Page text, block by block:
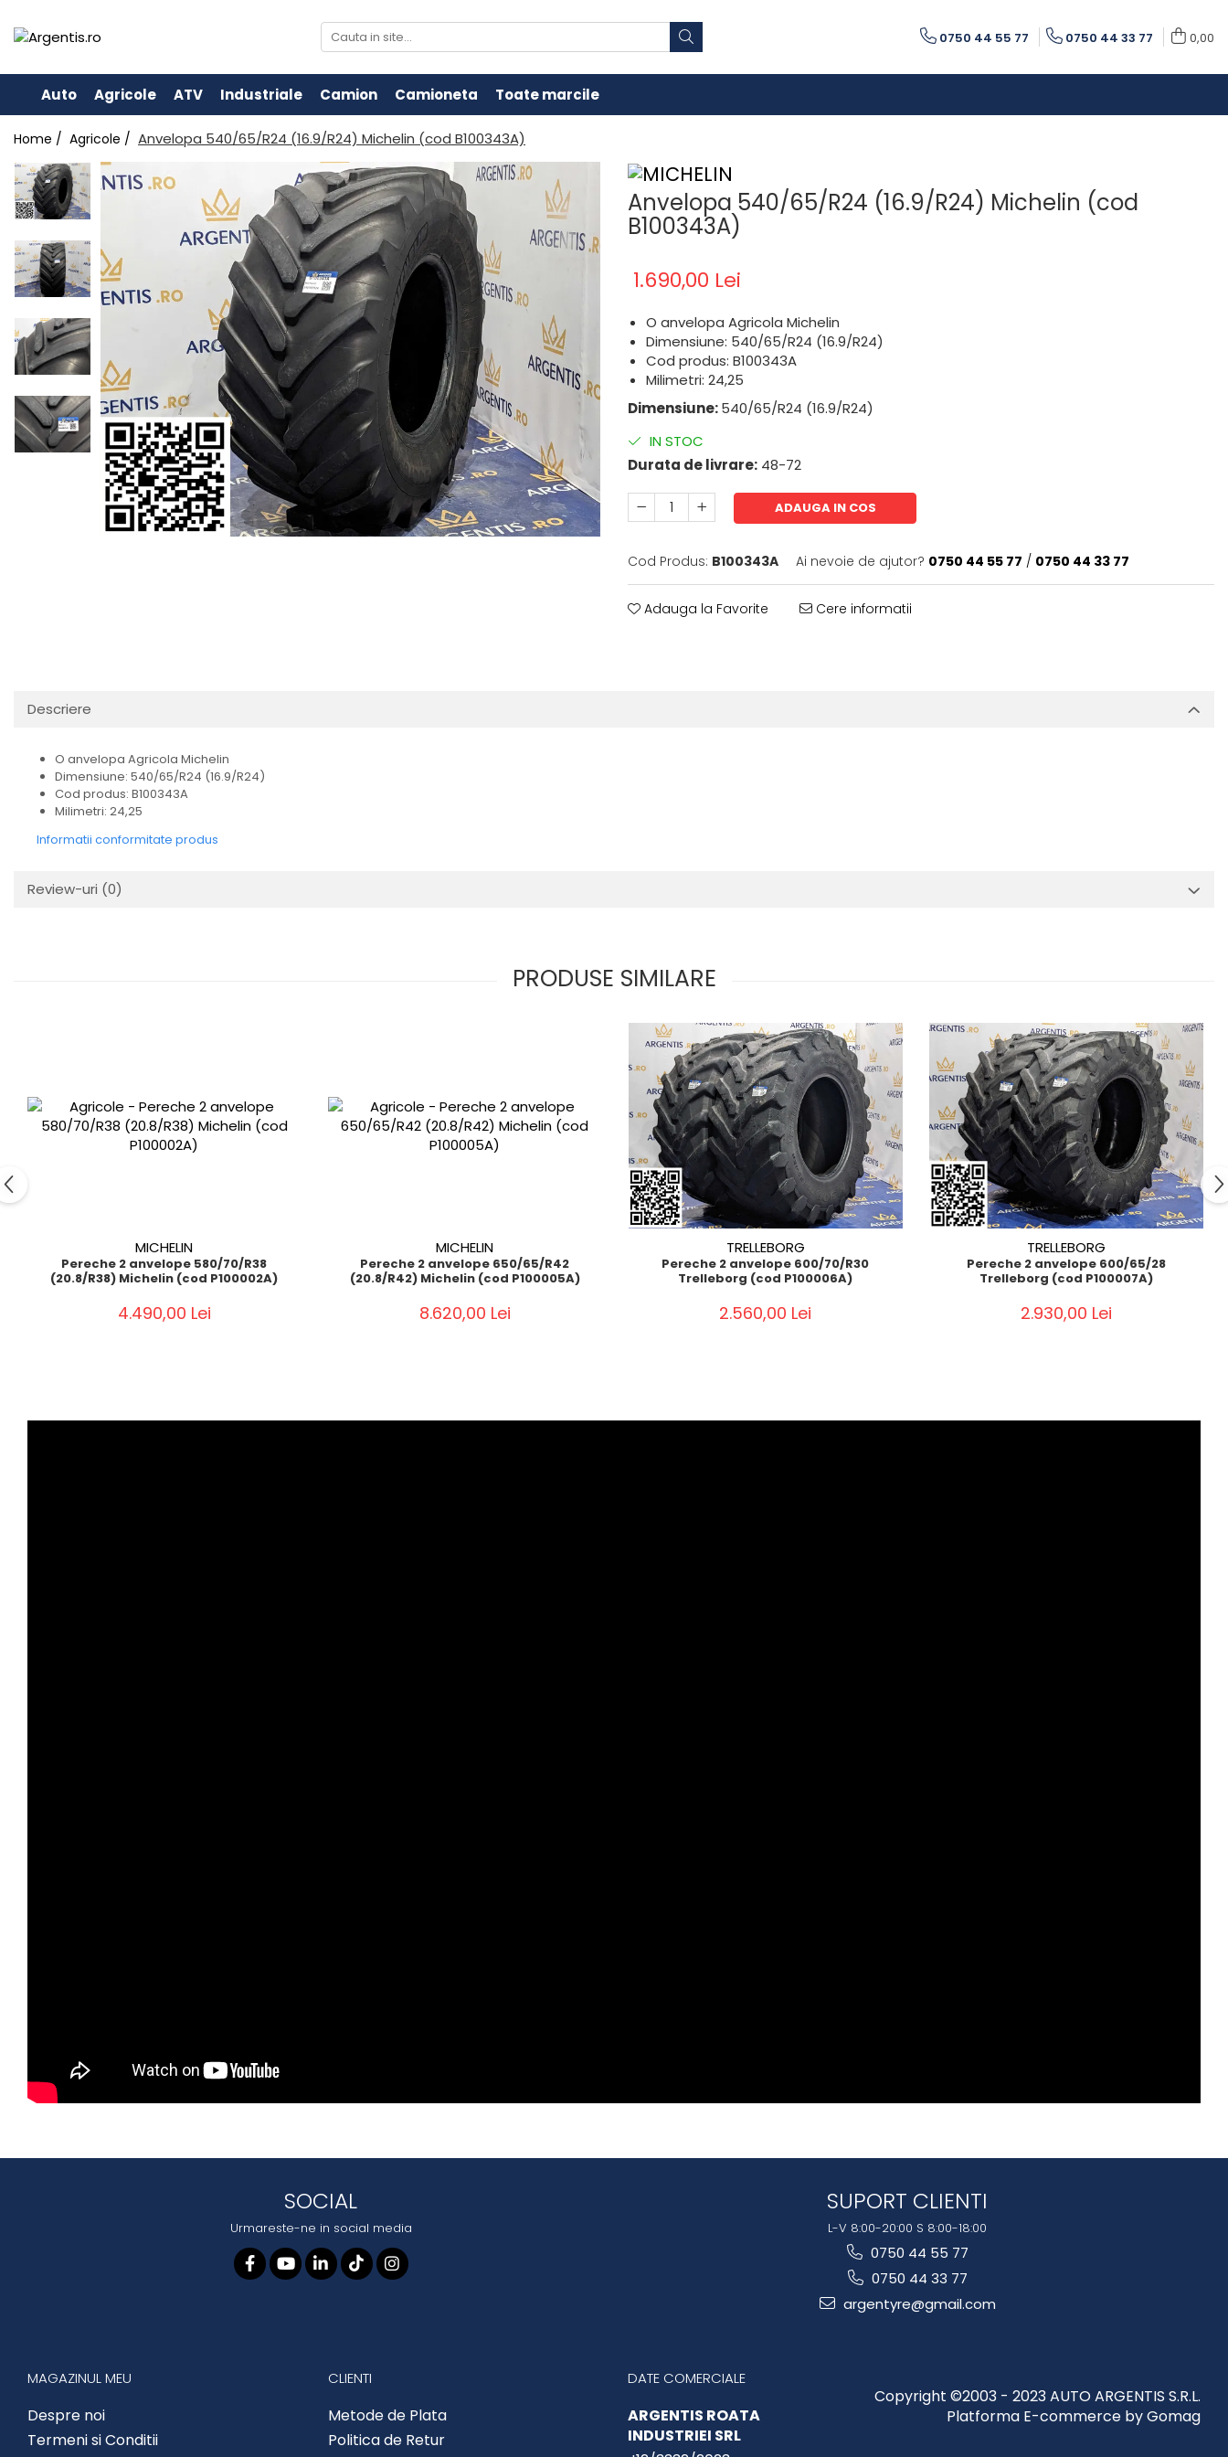
0750 44 55 77 0750 44 33 77 0,00
Auto Agricole ATV Industriale Camion Camioneta Toate marcile
Home / Agricole / Anvelopa 540/65/R24 (16.9/R24) Michelin (cod B100343A)
Anvelopa 540/65/R24 (16.9/R24) Michelin (cod
B100343A)
1.690,00 Lei
O anvelopa Agricola Michelin
Dimensiune: 540/65/R24 (16.9/R24)
Cod produs: B100343A
Milimetri: 24,25
Dimensiune:540/65/R24 (16.9/R24)
IN STOC
Durata de livrare: 48-72
ADAUGA IN COS
Cod Produs: B100343A Ai nevoie de ajutor? 0750 44 55 77 / 0750 44 33 77
Adauga la Favorite Cere informatii
Descriere
O anvelopa Agricola Michelin
Dimensiune: 540/65/R24 (16.9/R24)
Cod produs: B100343A
Milimetri: 24,25
Informatii conformitate produs
Review-uri (0)
PRODUSE SIMILARE
MICHELIN
Pereche 2 anvelope 580/70/R38
(20.8/R38) Michelin (cod P100002A)
4.490,00 Lei
MICHELIN
Pereche 2 anvelope 650/65/R42
(20.8/R42) Michelin (cod P100005A)
8.620,00 Lei
TRELLEBORG
Pereche 2 anvelope 600/70/R30
Trelleborg (cod P100006A)
2.560,00 Lei
TRELLEBORG
Pereche 2 anvelope 600/65/28
Trelleborg (cod P100007A)
2.930,00 Lei
SOCIAL
Urmareste-ne in social media
SUPORT CLIENTI
L-V 8:00-20:00 S 8:00-18:00
0750 44 55 77
0750 44 33 77
argentyre@gmail.com
MAGAZINUL MEU
Despre noi
Termeni si Conditii
CLIENTI
Metode de Plata
Politica de Retur
DATE COMERCIALE
ARGENTIS ROATA
INDUSTRIEI SRL
Copyright ©2003 - 2023 AUTO ARGENTIS S.R.L.
Platforma E-commerce by Gomag